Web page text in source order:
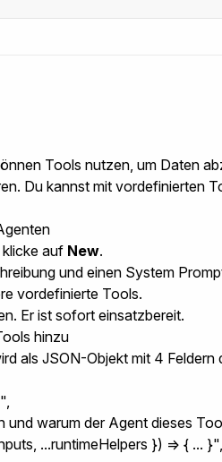
Tools nutzen, um Daten
Du kannst mit vordefinierten
auf New.
und einen System
vordefinierte Tools.
Er ist sofort einsatzbereit.
hinzu
als JSON-Objekt mit 4 Feldern
und warum der Agent dieses Tool
...runtimeHelpers }) => { ... }",